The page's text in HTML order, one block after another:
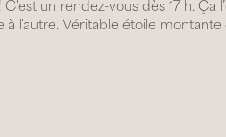
un rendez-vous dès 17 h. Ça
l'autre. Véritable étoile